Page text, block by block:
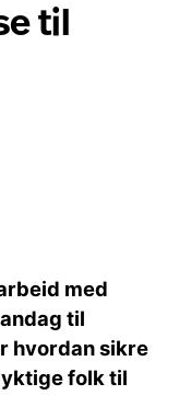
til
med
til
hvordan sikre
folk til